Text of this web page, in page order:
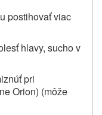
postihovať viac
hlavy, sucho v
pri
Orion) (môže